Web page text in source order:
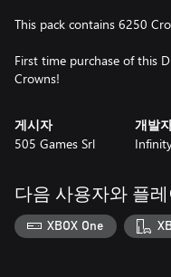
This pack contains 6250
First time purchase of this
Crowns!
게시자
505 Games Srl
개발
다음 사용자와 플레
XBOX One